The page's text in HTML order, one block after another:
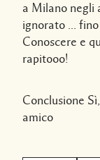
a Milano negli
ignorato ...
Conoscere e
rapitooo!
Conclusione
amico